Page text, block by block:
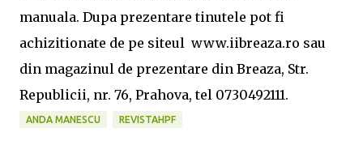
manuala. Dupa prezentare tinutele pot fi
achizitionate de pe siteul www.iibreaza.ro sau
din magazinul de prezentare din Breaza, Str.
Republicii, nr. 76, Prahova, tel 0730492111.
ANDA MANESCU REVISTAHPF